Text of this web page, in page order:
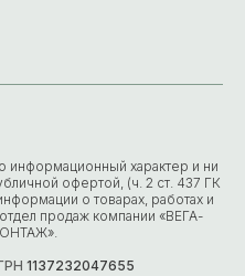
информационный характер и ни
офертой, (ч. 2 ст. 437 ГК
о товарах, работах и
продаж компании «ВЕГА-
1137232047655